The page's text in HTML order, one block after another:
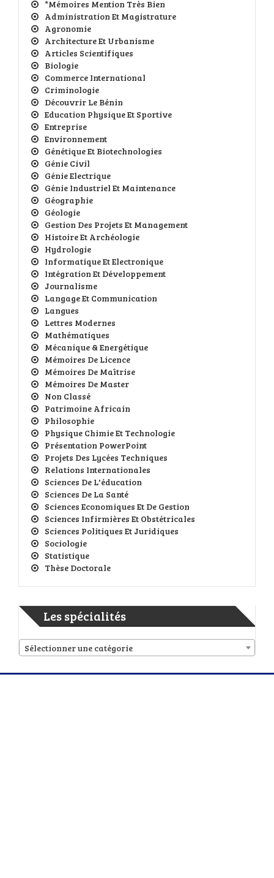
*Mémoires Mention Très Bien
Administration Et Magistrature
Agronomie
Architecture Et Urbanisme
Articles Scientifiques
Biologie
Commerce International
Criminologie
Découvrir Le Bénin
Education Physique Et Sportive
Entreprise
Environnement
Génétique Et Biotechnologies
Génie Civil
Génie Electrique
Génie Industriel Et Maintenance
Géographie
Géologie
Gestion Des Projets Et Management
Histoire Et Archéologie
Hydrologie
Informatique Et Electronique
Intégration Et Développement
Journalisme
Langage Et Communication
Langues
Lettres Modernes
Mathématiques
Mécanique & Energétique
Mémoires De Licence
Mémoires De Maîtrise
Mémoires De Master
Non Classé
Patrimoine Africain
Philosophie
Physique Chimie Et Technologie
Présentation PowerPoint
Projets Des Lycées Techniques
Relations Internationales
Sciences De L'éducation
Sciences De La Santé
Sciences Economiques Et De Gestion
Sciences Infirmières Et Obstétricales
Sciences Politiques Et Juridiques
Sociologie
Statistique
Thèse Doctorale
Les spécialités
Sélectionner une catégorie